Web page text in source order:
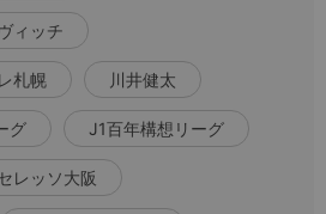
ィッチ
札幌 川井健太
グ J1百年構想リーグ
レッソ大阪